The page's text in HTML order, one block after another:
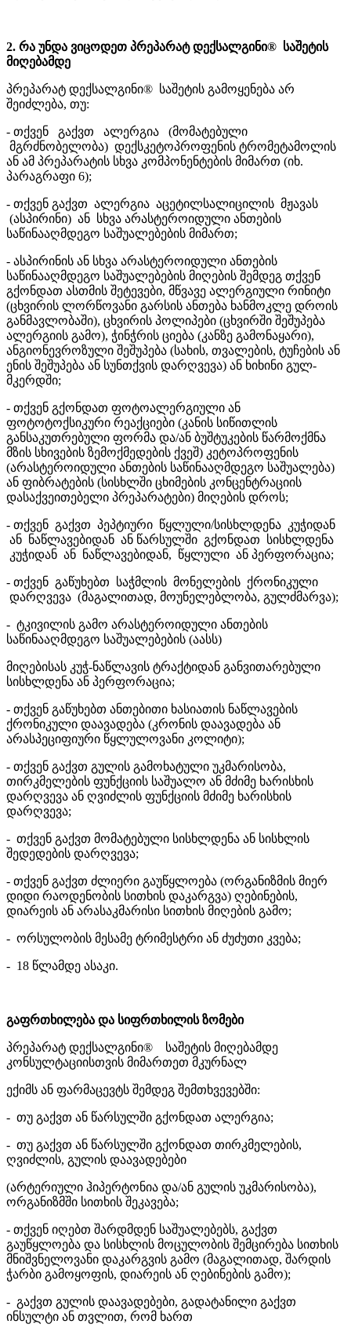
2. რა უნდა ვიცოდეთ პრეპარატ დექსალგინი® საშეტის
მიღებამდე
პრეპარატ დექსალგინი® საშეტის გამოყენება არ
შეიძლება, თუ:
- თქვენ გაქვთ ალერგია (მომატებული
მგრძნობელობა) დექსკეტოპროფენის ტრომეტამოლის
ან ამ პრეპარატის სხვა კომპონენტების მიმართ (იხ.
პარაგრაფი 6);
- თქვენ გაქვთ ალერგია აცეტილსალიცილის მჟავას
(ასპირინი) ან სხვა არასტეროიდული ანთების
საწინააღმდეგო საშუალებების მიმართ;
- ასპირინის ან სხვა არასტეროიდული ანთების
საწინააღმდეგო საშუალებების მიღების შემდეგ თქვენ
გქონდათ ასთმის შეტევები, მწვავე ალერგიული რინიტი
(ცხვირის ლორწოვანი გარსის ანთება ხანმოკლე დროის
განმავლობაში), ცხვირის პოლიპები (ცხვირში შეშუპება
ალერგიის გამო), ჭინჭრის ციება (კანზე გამონაყარი),
ანგიონევროზული შეშუპება (სახის, თვალების, ტუჩების ან
ენის შეშუპება ან სუნთქვის დარღვევა) ან ხიხინი გულ-
მკერდში;
- თქვენ გქონდათ ფოტოალერგიული ან
ფოტოტოქსიკური რეაქციები (კანის სიწითლის
განსაკუთრებული ფორმა და/ან ბუშტუკების წარმოქმნა
მზის სხივების ზემოქმედების ქვეშ) კეტოპროფენის
(არასტეროიდული ანთების საწინააღმდეგო საშუალება)
ან ფიბრატების (სისხლში ცხიმების კონცენტრაციის
დასაქვეითებელი პრეპარატები) მიღების დროს;
- თქვენ გაქვთ პეპტიური წყლული/სისხლდენა კუჭიდან
ან ნაწლავებიდან ან წარსულში გქონდათ სისხლდენა
კუჭიდან ან ნაწლავებიდან, წყლული ან პერფორაცია;
- თქვენ გაწუხებთ საჭმლის მონელების ქრონიკული
დარღვევა (მაგალითად, მოუნელებლობა, გულძმარვა);
- ტკივილის გამო არასტეროიდული ანთების
საწინააღმდეგო საშუალებების (აასს)
მიღებისას კუჭ-ნაწლავის ტრაქტიდან განვითარებული
სისხლდენა ან პერფორაცია;
- თქვენ გაწუხებთ ანთებითი ხასიათის ნაწლავების
ქრონიკული დაავადება (კრონის დაავადება ან
არასპეციფიური წყლულოვანი კოლიტი);
- თქვენ გაქვთ გულის გამოხატული უკმარისობა,
თირკმელების ფუნქციის საშუალო ან მძიმე ხარისხის
დარღვევა ან ღვიძლის ფუნქციის მძიმე ხარისხის
დარღვევა;
- თქვენ გაქვთ მომატებული სისხლდენა ან სისხლის
შედედების დარღვევა;
- თქვენ გაქვთ ძლიერი გაუწყლოება (ორგანიზმის მიერ
დიდი რაოდენობის სითხის დაკარგვა) ღებინების,
დიარეის ან არასაკმარისი სითხის მიღების გამო;
- ორსულობის მესამე ტრიმესტრი ან ძუძუთი კვება;
- 18 წლამდე ასაკი.
გაფრთხილება და სიფრთხილის ზომები
პრეპარატ დექსალგინი® საშეტის მიღებამდე
კონსულტაციისთვის მიმართეთ მკურნალ
ექიმს ან ფარმაცევტს შემდეგ შემთხვევებში:
- თუ გაქვთ ან წარსულში გქონდათ ალერგია;
- თუ გაქვთ ან წარსულში გქონდათ თირკმელების,
ღვიძლის, გულის დაავადებები
(არტერიული ჰიპერტონია და/ან გულის უკმარისობა),
ორგანიზმში სითხის შეკავება;
- თქვენ იღებთ შარდმდენ საშუალებებს, გაქვთ
გაუწყლოება და სისხლის მოცულობის შემცირება სითხის
მნიშვნელოვანი დაკარგვის გამო (მაგალითად, შარდის
ჭარბი გამოყოფის, დიარეის ან ღებინების გამო);
- გაქვთ გულის დაავადებები, გადატანილი გაქვთ
ინსულტი ან თვლით, რომ ხართ